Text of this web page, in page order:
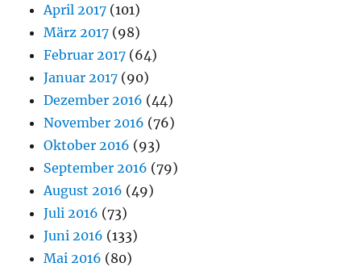
April 2017 (101)
März 2017 (98)
Februar 2017 (64)
Januar 2017 (90)
Dezember 2016 (44)
November 2016 (76)
Oktober 2016 (93)
September 2016 (79)
August 2016 (49)
Juli 2016 (73)
Juni 2016 (133)
Mai 2016 (80)